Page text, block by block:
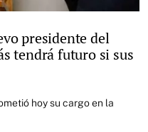
presidente del
tendrá futuro si sus
hoy su cargo en la